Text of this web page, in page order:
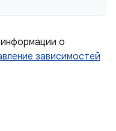
о
зависимостей